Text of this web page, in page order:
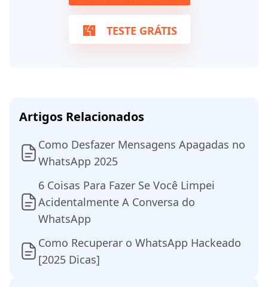
TESTE GRÁTIS
Artigos Relacionados
Como Desfazer Mensagens Apagadas no
WhatsApp 2025
6 Coisas Para Fazer Se Você Limpei
Acidentalmente A Conversa do
WhatsApp
Como Recuperar o WhatsApp Hackeado
[2025 Dicas]